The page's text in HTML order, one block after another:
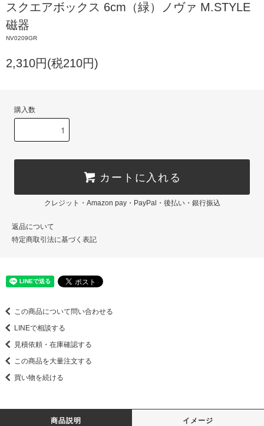
スクエアボックス 6cm（緑）ノヴァ M.STYLE
磁器
NV0209GR
2,310円(税210円)
購入数
カートに入れる
クレジット・Amazon pay・PayPal・後払い・銀行振込
返品について
特定商取引法に基づく表記
この商品について問い合わせる
LINEで相談する
見積依頼・在庫確認する
この商品を大量注文する
買い物を続ける
商品説明 イメージ